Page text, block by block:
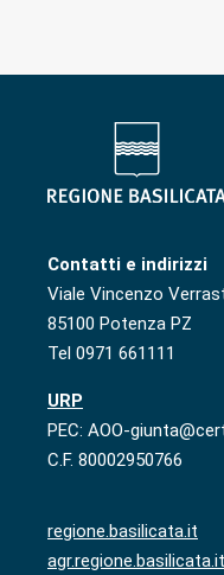
Contatti e indirizzi
Viale Vincenzo
85100 Potenza PZ
Tel 0971 661111
URP
PEC: AOO-
C.F. 80002950766
regione.basilicata.it
agr.regione.basilicata.it